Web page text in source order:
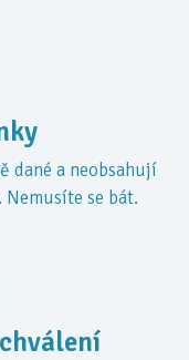
dané a neobsahují
se bát.